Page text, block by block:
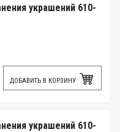
украшений 610-
ДОБАВИТЬ В КОРЗИНУ
украшений 610-